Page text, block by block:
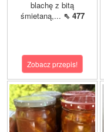
blachę z bitą
śmietaną,... ⇖ 477
Zobacz przepis!